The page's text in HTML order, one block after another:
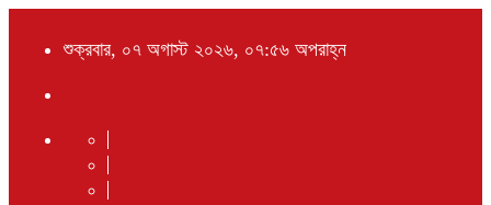
শুক্রবার, ০৭ অগাস্ট ২০২৬, ০৭:৫৬ অপরাহ্ন